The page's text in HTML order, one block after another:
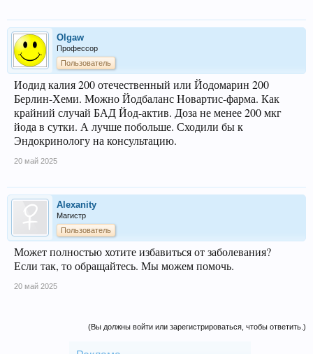
Olgaw
Профессор
Пользователь
Иодид калия 200 отечественный или Йодомарин 200
Берлин-Хеми. Можно Йодбаланс Новартис-фарма. Как
крайний случай БАД Йод-актив. Доза не менее 200 мкг
йода в сутки. А лучше побольше. Сходили бы к
Эндокринологу на консультацию.
20 май 2025
Alexanity
Магистр
Пользователь
Может полностью хотите избавиться от заболевания?
Если так, то обращайтесь. Мы можем помочь.
20 май 2025
(Вы должны войти или зарегистрироваться, чтобы ответить.)